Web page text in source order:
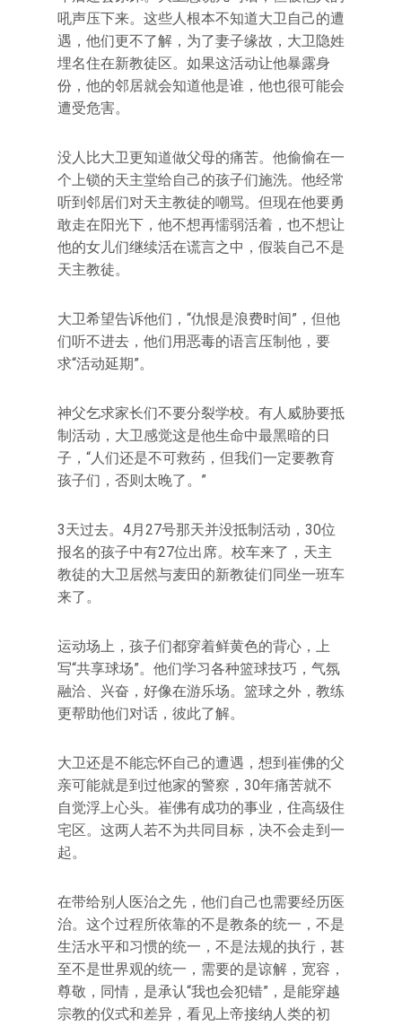
吼声压下来。这些人根本不知道大卫自己的遭
遇，他们更不了解，为了妻子缘故，大卫隐姓
埋名住在新教徒区。如果这活动让他暴露身
份，他的邻居就会知道他是谁，他也很可能会
遭受危害。
没人比大卫更知道做父母的痛苦。他偷偷在一
个上锁的天主堂给自己的孩子们施洗。他经常
听到邻居们对天主教徒的嘲骂。但现在他要勇
敢走在阳光下，他不想再懦弱活着，也不想让
他的女儿们继续活在谎言之中，假装自己不是
天主教徒。
大卫希望告诉他们，“仇恨是浪费时间”，但他
们听不进去，他们用恶毒的语言压制他，要
求“活动延期”。
神父乞求家长们不要分裂学校。有人威胁要抵
制活动，大卫感觉这是他生命中最黑暗的日
子，“人们还是不可救药，但我们一定要教育
孩子们，否则太晚了。”
3天过去。4月27号那天并没抵制活动，30位
报名的孩子中有27位出席。校车来了，天主
教徒的大卫居然与麦田的新教徒们同坐一班车
来了。
运动场上，孩子们都穿着鲜黄色的背心，上
写“共享球场”。他们学习各种篮球技巧，气氛
融洽、兴奋，好像在游乐场。篮球之外，教练
更帮助他们对话，彼此了解。
大卫还是不能忘怀自己的遭遇，想到崔佛的父
亲可能就是到过他家的警察，30年痛苦就不
自觉浮上心头。崔佛有成功的事业，住高级住
宅区。这两人若不为共同目标，决不会走到一
起。
在带给别人医治之先，他们自己也需要经历医
治。这个过程所依靠的不是教条的统一，不是
生活水平和习惯的统一，不是法规的执行，甚
至不是世界观的统一，需要的是谅解，宽容，
尊敬，同情，是承认“我也会犯错”，是能穿越
宗教的仪式和差异，看见上帝接纳人类的初